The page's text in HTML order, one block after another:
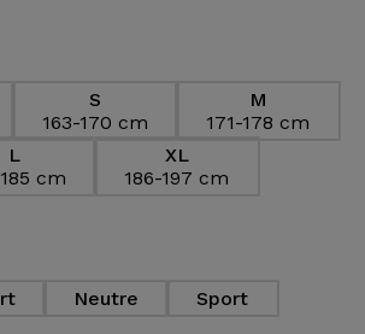
S
163-170 cm
M
171-178 cm
L
cm
XL
186-197 cm
Neutre Sport